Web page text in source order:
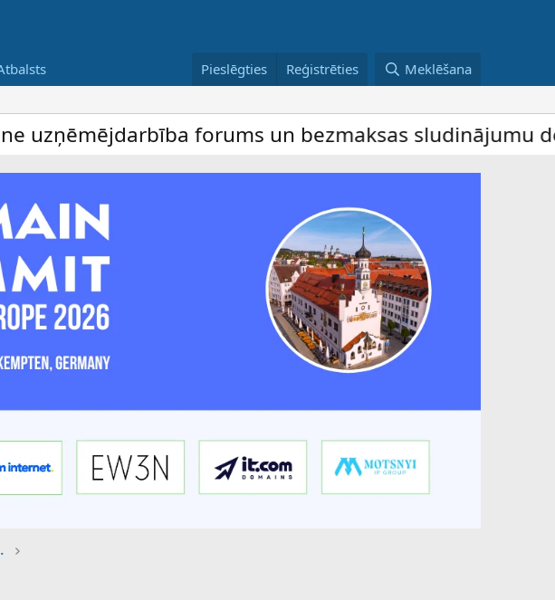
Pieslēgties Reģistrēties Meklēšana
forums un bezmaksas sludinājumu dēlis –
Izaugsme